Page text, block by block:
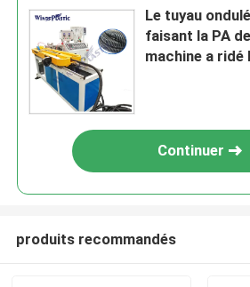
Le tuyau
faisant la PA
machine a ridé
Continuer
produits recommandés